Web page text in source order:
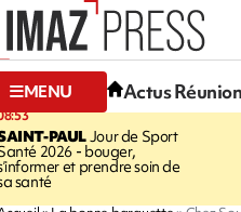
MENU Actus Réunion
PAULJour de Sport
2026 - bouger,
et prendre soin de
santé